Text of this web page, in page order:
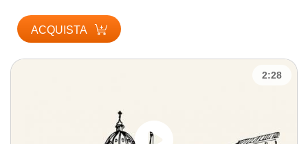
ACQUISTA
2:28